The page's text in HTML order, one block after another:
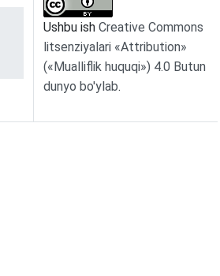
Ushbu ish Creative Commons
litsenziyalari «Attribution»
(«Mualliflik huquqi») 4.0 Butun
dunyo bo'ylab.